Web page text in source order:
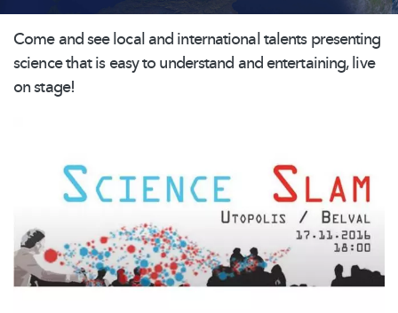
Come and see local and international talents presenting
science that is easy to understand and entertaining, live
on stage!